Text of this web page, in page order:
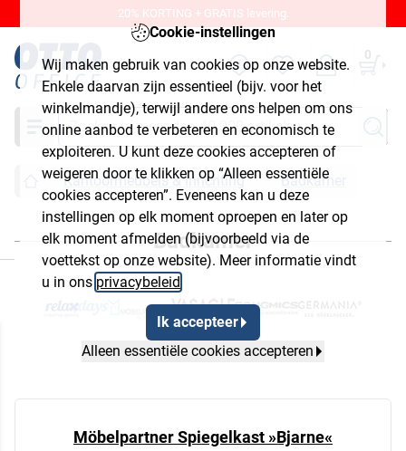
Cookie-instellingen
Wij maken gebruik van cookies op onze website.
Enkele daarvan zijn essentieel (bijv. voor het
winkelmandje), terwijl andere ons helpen om ons
online aanbod te verbeteren en economisch te
exploiteren. U kunt deze cookies accepteren of
weigeren door te klikken op “Alleen essentiële
cookies accepteren”. Eveneens kan u deze
instellingen op elk moment oproepen en later op
elk moment afmelden (bijvoorbeeld via de
voettekst op onze website). Meer informatie vindt
u in ons privacybeleid
Ik accepteer
Alleen essentiële cookies accepteren
20% KORTING + GRATIS levering.
0
Zoeken
Kantoormeubels & inrichting Badkamer
Badkamer
Möbelpartner Spiegelkast »Bjarne«